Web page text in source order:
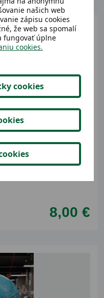
8,00 €
našich web
zápisu cookies
že web sa spomalí
fungovať úplne
cookies.
cookies